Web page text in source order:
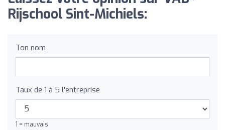
Rijschool Sint-Michiels:
Ton nom
Taux de 1 à 5 l'entreprise
1 = mauvais